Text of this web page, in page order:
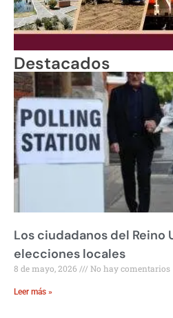
Destacados
Los ciudadanos del Reino
elecciones locales
8 de mayo, 2026 No hay comentarios
Leer más »